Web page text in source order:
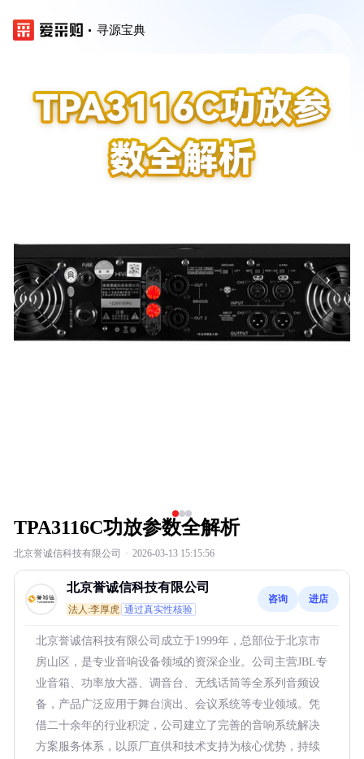
寻源宝典
‹ ›
TPA3116C功放参数全解析
北京誉诚信科技有限公司 · 2026-03-13 15:15:56
北京誉诚信科技有限公司
法人:李厚虎 通过真实性核验
咨询 进店
北京誉诚信科技有限公司成立于1999年，总部位于北京市
房山区，是专业音响设备领域的资深企业。公司主营JBL专
业音箱、功率放大器、调音台、无线话筒等全系列音频设
备，产品广泛应用于舞台演出、会议系统等专业领域。凭
借二十余年的行业积淀，公司建立了完善的音响系统解决
方案服务体系，以原厂直供和技术支持为核心优势，持续